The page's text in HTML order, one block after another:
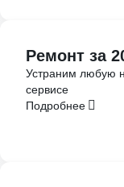
Ремонт за
Устраним любую
сервисе
Подробнее